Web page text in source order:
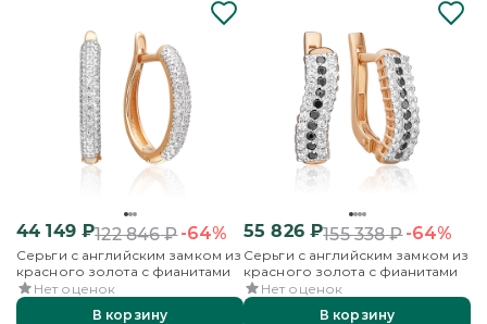
44 149₽122 846₽-64%
Серьги с английским замком из
красного золота с фианитами
Нет оценок
В корзину
55 826₽155 338₽-64%
Серьги с английским замком из
красного золота с фианитами
Нет оценок
В корзину